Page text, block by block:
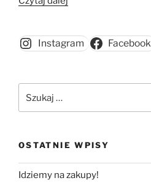
Radomskiem”
Instagram Facebook
OSTATNIE WPISY
Idziemy na zakupy!